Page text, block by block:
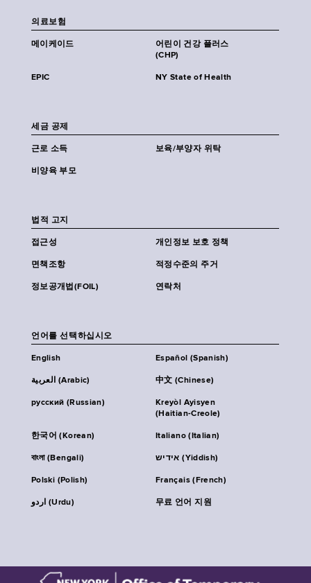
의료보험
메이케이드
어린이 건강 플러스
(CHP)
EPIC NY State of Health
세금 공제
근로 소득 보육/부양자 위탁
비양육 부모
법적 고지
접근성 개인정보 보호 정책
면책조항 적정수준의 주거
정보공개법(FOIL) 연락처
언어를 선택하십시오
English Español (Spanish)
العربية (Arabic) 中文 (Chinese)
русский (Russian)
Kreyòl Ayisyen
(Haitian-Creole)
한국어 (Korean) Italiano (Italian)
বাংলা (Bengali) אידיש (Yiddish)
Polski (Polish) Français (French)
اردو (Urdu) 무료 언어 지원